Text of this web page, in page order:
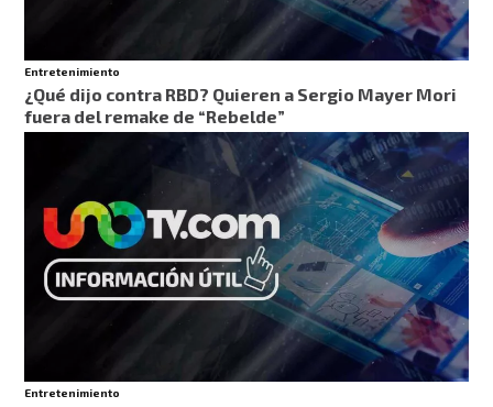
Entretenimiento
¿Qué dijo contra RBD? Quieren a Sergio Mayer Mori
fuera del remake de “Rebelde”
Entretenimiento